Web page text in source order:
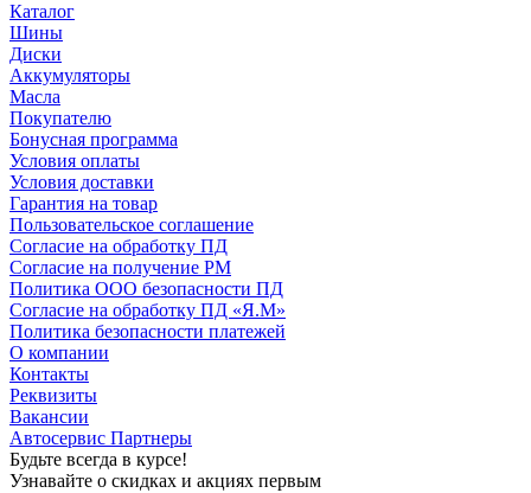
Каталог
Шины
Диски
Аккумуляторы
Масла
Покупателю
Бонусная программа
Условия оплаты
Условия доставки
Гарантия на товар
Пользовательское соглашение
Согласие на обработку ПД
Согласие на получение РМ
Политика ООО безопасности ПД
Согласие на обработку ПД «Я.М»
Политика безопасности платежей
О компании
Контакты
Реквизиты
Вакансии
Автосервис Партнеры
Будьте всегда в курсе!
Узнавайте о скидках и акциях первым